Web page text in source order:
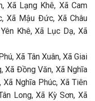
Xã Lạng Khê, Xã Cam
Xã Mậu Đức, Xã Châu
Khê, Xã Lục Dạ, Xã
Xã Tân Xuân, Xã Giai
Xã Đồng Văn, Xã Nghĩa
Xã Nghĩa Phúc, Xã Tiên
Long, Xã Kỳ Sơn, Xã